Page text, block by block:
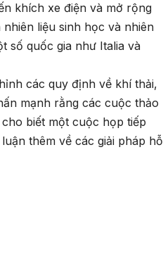
khích xe điện và mở rộng
liệu sinh học và nhiên
số quốc gia như Italia và
các quy định về khí thải,
mạnh rằng các cuộc thảo
biết một cuộc họp tiếp
thêm về các giải pháp hỗ